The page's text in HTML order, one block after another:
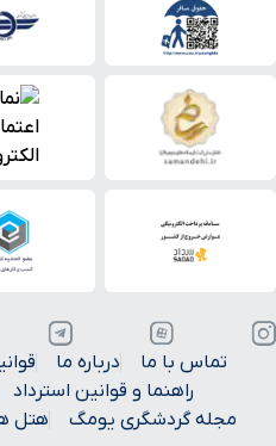
تماس با ما درباره ما
راهنما و قوانین استرداد
مجله گردشگری یومگ
هتل